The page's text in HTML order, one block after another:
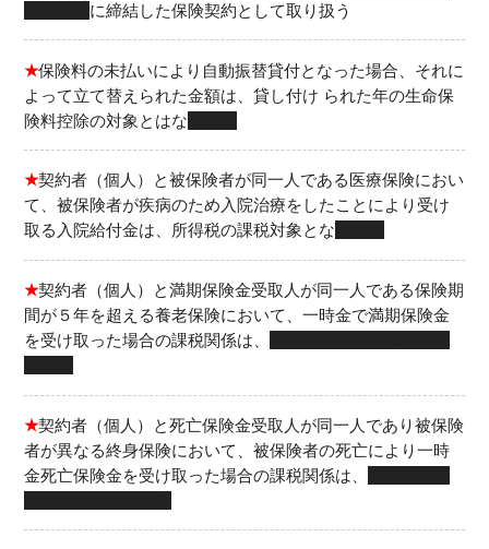
に締結した保険契約として取り扱う
★保険料の未払いにより自動振替貸付となった場合、それに
よって立て替えられた金額は、貸し付け られた年の生命保
険料控除の対象とはな
★契約者（個人）と被保険者が同一人である医療保険におい
て、被保険者が疾病のため入院治療をしたことにより受け
取る入院給付金は、所得税の課税対象とな
★契約者（個人）と満期保険金受取人が同一人である保険期
間が５年を超える養老保険において、一時金で満期保険金
を受け取った場合の課税関係は、
★契約者（個人）と死亡保険金受取人が同一人であり被保険
者が異なる終身保険において、被保険者の死亡により一時
金死亡保険金を受け取った場合の課税関係は、